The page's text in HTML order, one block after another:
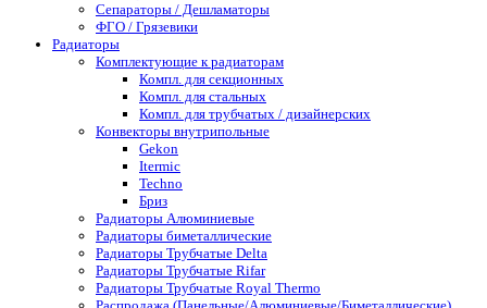
Сепараторы / Дешламаторы
ФГО / Грязевики
Радиаторы
Комплектующие к радиаторам
Компл. для секционных
Компл. для стальных
Компл. для трубчатых / дизайнерских
Конвекторы внутрипольные
Gekon
Itermic
Techno
Бриз
Радиаторы Алюминиевые
Радиаторы биметаллические
Радиаторы Трубчатые Delta
Радиаторы Трубчатые Rifar
Радиаторы Трубчатые Royal Thermo